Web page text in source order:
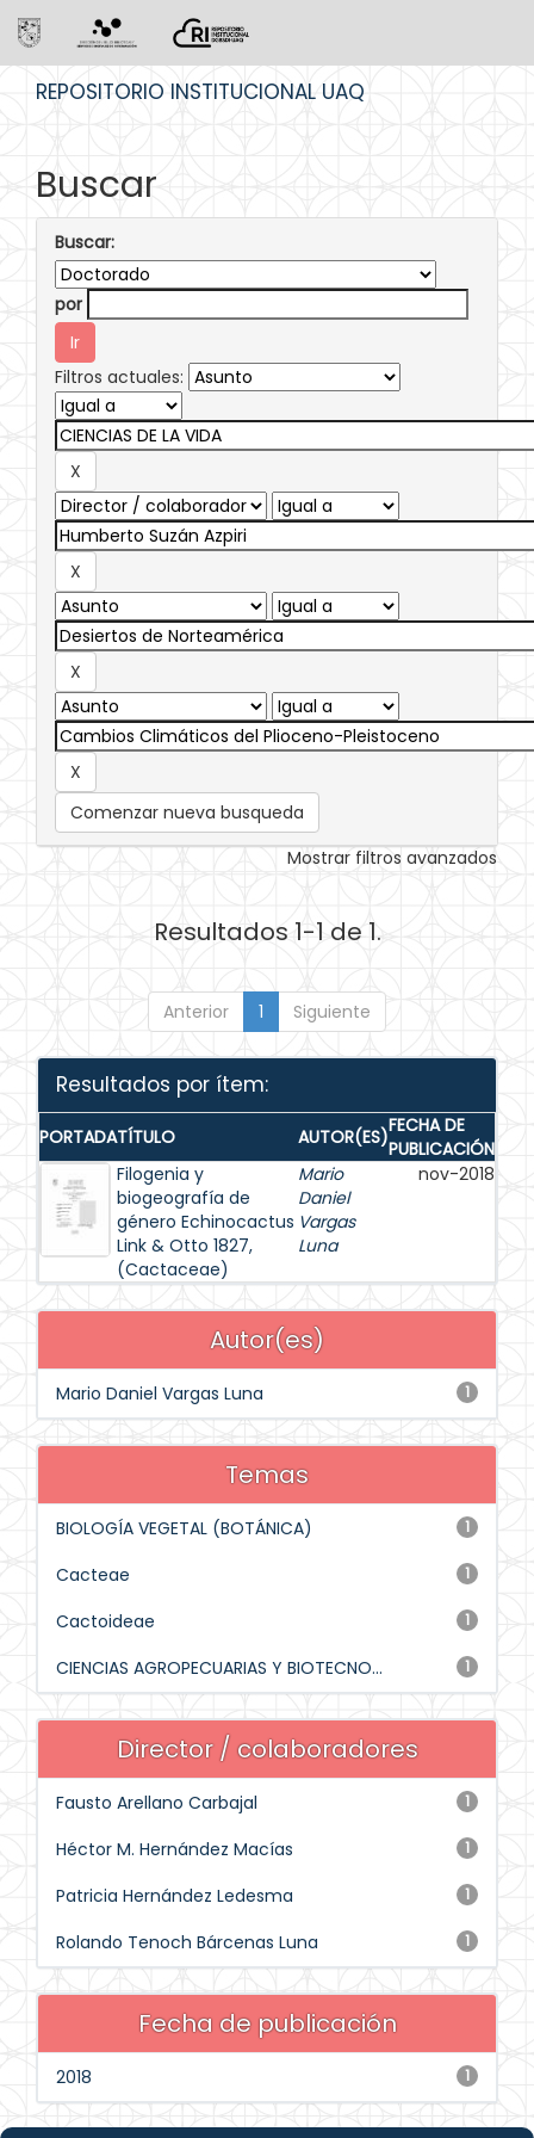
REPOSITORIO INSTITUCIONAL UAQ
Buscar
Buscar:
por
Filtros actuales:
Comenzar nueva busqueda
Mostrar filtros avanzados
Resultados 1-1 de 1.
Anterior 1 Siguiente
Resultados por ítem:
PORTADATÍTULO AUTOR(ES)FECHA DE
PUBLICACIÓN
Filogenia y
biogeografía de
género Echinocactus
Link & Otto 1827,
(Cactaceae)
Mario
Daniel
Vargas
Luna
nov-2018
Autor(es)
1
Mario Daniel Vargas Luna
Temas
1
BIOLOGÍA VEGETAL (BOTÁNICA)
1
Cacteae
1
Cactoideae
1
CIENCIAS AGROPECUARIAS Y BIOTECNO...
Director / colaboradores
1
Fausto Arellano Carbajal
1
Héctor M. Hernández Macías
1
Patricia Hernández Ledesma
1
Rolando Tenoch Bárcenas Luna
Fecha de publicación
1
2018